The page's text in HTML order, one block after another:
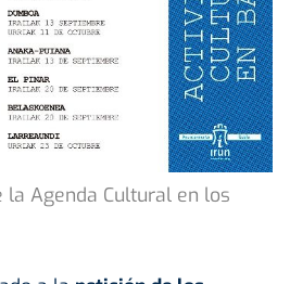
Agenda Cultural en los